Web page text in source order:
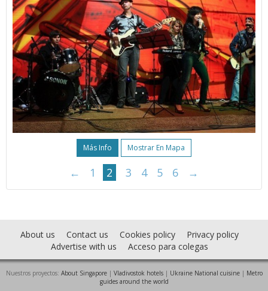
Más Info Mostrar En Mapa
← 1 2 3 4 5 6 →
About us Contact us Cookies policy
Privacy policy
Advertise with us
Acceso para colegas
Nuestros proyectos: About Singapore| Vladivostok hotels| Ukraine National cuisine| Metro
guides around the world